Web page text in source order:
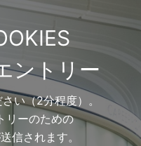
ントリー
い（2分程度）。
リーのための
信されます。